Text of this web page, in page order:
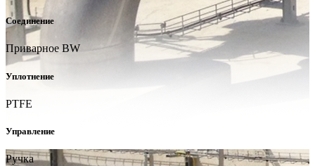
Соединение
Приварное BW
Уплотнение
PTFE
Управление
Ручка